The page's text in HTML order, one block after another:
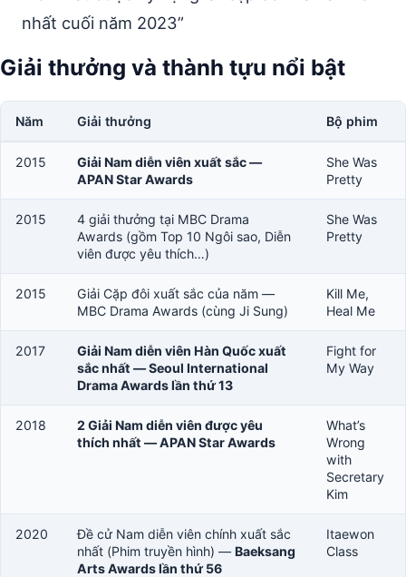
nhất cuối năm 2023”
Giải thưởng và thành tựu nổi bật
Năm Giải thưởng Bộ phim
2015
Giải Nam diễn viên xuất sắc —
APAN Star Awards
She Was
Pretty
2015
4 giải thưởng tại MBC Drama
Awards (gồm Top 10 Ngôi sao, Diễn
viên được yêu thích…)
She Was
Pretty
2015
Giải Cặp đôi xuất sắc của năm —
MBC Drama Awards (cùng Ji Sung)
Kill Me,
Heal Me
2017
Giải Nam diễn viên Hàn Quốc xuất
sắc nhất — Seoul International
Drama Awards lần thứ 13
Fight for
My Way
2018
2 Giải Nam diễn viên được yêu
thích nhất — APAN Star Awards
What’s
Wrong
with
Secretary
Kim
2020
Đề cử Nam diễn viên chính xuất sắc
nhất (Phim truyền hình) — Baeksang
Arts Awards lần thứ 56
Itaewon
Class